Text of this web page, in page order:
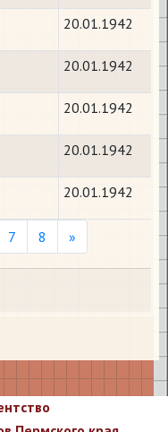
20.01.1942
20.01.1942
20.01.1942
20.01.1942
20.01.1942
7 8 »